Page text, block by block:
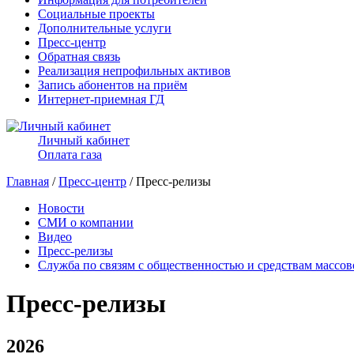
Социальные проекты
Дополнительные услуги
Пресс-центр
Обратная связь
Реализация непрофильных активов
Запись абонентов на приём
Интернет-приемная ГД
Личный кабинет
Оплата газа
Главная /Пресс-центр / Пресс-релизы
Новости
СМИ о компании
Видео
Пресс-релизы
Служба по связям с общественностью и средствам
Пресс-релизы
2026